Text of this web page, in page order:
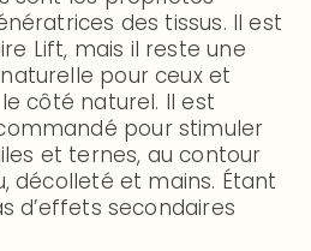
des tissus. Il est
Lift, mais il reste une
pour ceux et
côté naturel. Il est
pour stimuler
et ternes, au contour
décolleté et mains. Étant
d’effets secondaires